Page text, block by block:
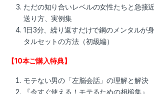
ただの知り合いレベルの女性たちと急接
送り方、実例集
1日3分、繰り返すだけで鋼のメンタルが
タルセットの方法（初級編）
【10本ご購入特典】
モテない男の「左脳会話」の理解と解決
『今すぐ使える！モテるための相槌集